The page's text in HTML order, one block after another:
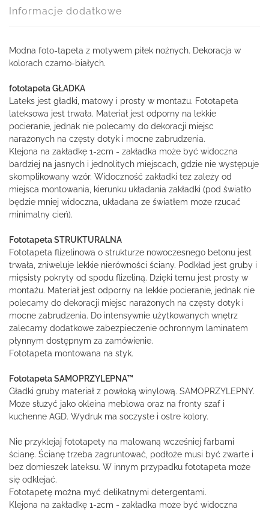
Informacje dodatkowe
Modna foto-tapeta z motywem piłek nożnych. Dekoracja w
kolorach czarno-białych.
fototapeta GŁADKA
Lateks jest gładki, matowy i prosty w montażu. Fototapeta
lateksowa jest trwała. Materiał jest odporny na lekkie
pocieranie, jednak nie polecamy do dekoracji miejsc
narażonych na częsty dotyk i mocne zabrudzenia.
Klejona na zakładkę 1-2cm - zakładka może być widoczna
bardziej na jasnych i jednolitych miejscach, gdzie nie występuje
skomplikowany wzór. Widoczność zakładki tez zależy od
miejsca montowania, kierunku układania zakładki (pod światło
będzie mniej widoczna, układana ze światłem może rzucać
minimalny cień).
Fototapeta STRUKTURALNA
Fototapeta flizelinowa o strukturze nowoczesnego betonu jest
trwała, zniweluje lekkie nierówności ściany. Podkład jest gruby i
mięsisty pokryty od spodu flizeliną. Dzięki temu jest prosty w
montażu. Materiał jest odporny na lekkie pocieranie, jednak nie
polecamy do dekoracji miejsc narażonych na częsty dotyk i
mocne zabrudzenia. Do intensywnie użytkowanych wnętrz
zalecamy dodatkowe zabezpieczenie ochronnym laminatem
płynnym dostępnym za zamówienie.
Fototapeta montowana na styk.
Fototapeta SAMOPRZYLEPNA™
Gładki gruby materiał z powłoką winylową. SAMOPRZYLEPNY.
Może służyć jako okleina meblowa oraz na fronty szaf i
kuchenne AGD. Wydruk ma soczyste i ostre kolory.
Nie przyklejaj fototapety na malowaną wcześniej farbami
ścianę. Ścianę trzeba zagruntować, podłoże musi być zwarte i
bez domieszek lateksu. W innym przypadku fototapeta może
się odklejać.
Fototapetę można myć delikatnymi detergentami.
Klejona na zakładkę 1-2cm - zakładka może być widoczna